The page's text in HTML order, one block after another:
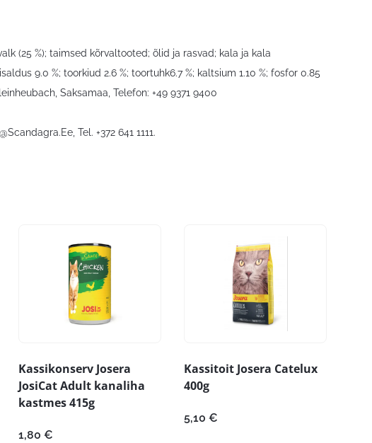
(25 %); taimsed kõrvaltooted; õlid ja rasvad; kala ja kala
9.0 %; toorkiud 2.6 %; toortuhk6.7 %; kaltsium 1.10 %; fosfor 0.85
Saksamaa, Telefon: +49 9371 9400
, Tel. +372 641 1111.
Kassikonserv Josera
JosiCat Adult kanaliha
kastmes 415g
1,80 €
Kassitoit Josera Catelux
400g
5,10 €